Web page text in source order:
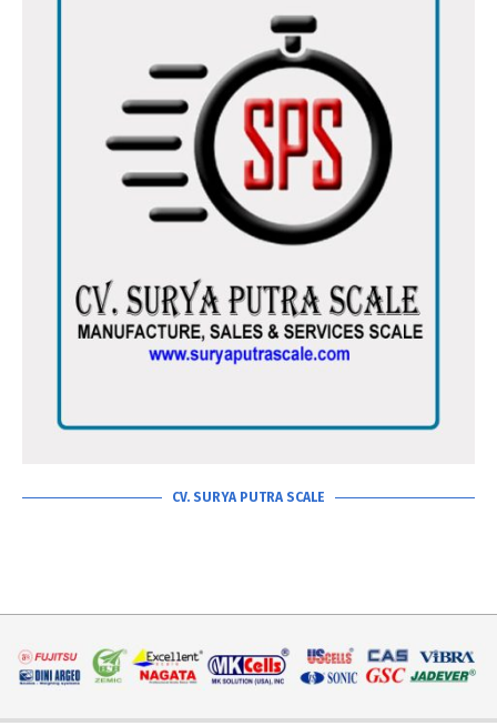
CV. SURYA PUTRA SCALE